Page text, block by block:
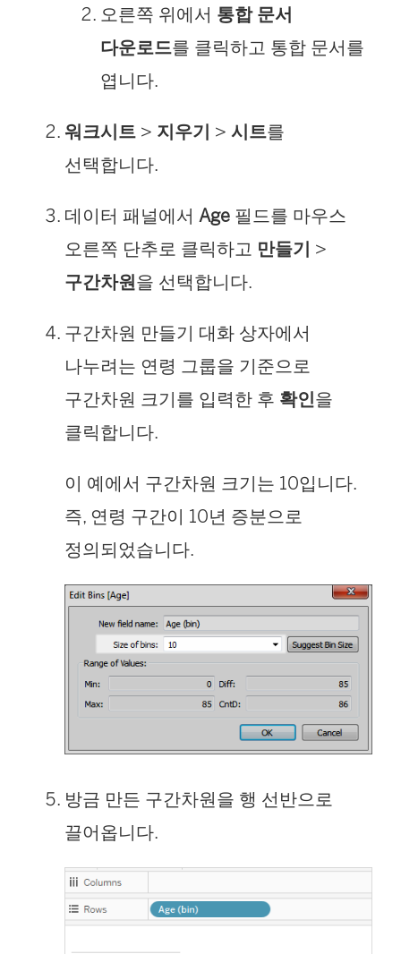
오른쪽 위에서 통합 문서
다운로드를 클릭하고 통합 문서를
엽니다.
워크시트 > 지우기 > 시트를
선택합니다.
데이터 패널에서 Age 필드를 마우스
오른쪽 단추로 클릭하고 만들기 >
구간차원을 선택합니다.
구간차원 만들기 대화 상자에서
나누려는 연령 그룹을 기준으로
구간차원 크기를 입력한 후 확인을
클릭합니다.
이 예에서 구간차원 크기는 10입니다.
즉, 연령 구간이 10년 증분으로
정의되었습니다.
방금 만든 구간차원을 행 선반으로
끌어옵니다.